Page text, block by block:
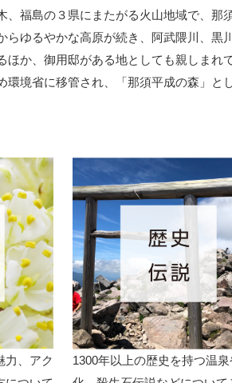
、福島の３県にまたがる火山地域で、
らゆるやかな高原が続き、阿武隈川、黒
ほか、御用邸がある地としても親しまれ
環境省に移管され、「那須平成の森」と
力、アク
1300年以上の歴史を持つ温泉